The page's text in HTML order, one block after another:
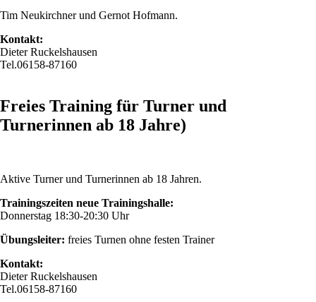
Tim Neukirchner und Gernot Hofmann.
Kontakt:
Dieter Ruckelshausen
Tel.06158-87160
Freies Training für Turner und
Turnerinnen ab 18 Jahre)
Aktive Turner und Turnerinnen ab 18 Jahren.
Trainingszeiten neue Trainingshalle:
Donnerstag 18:30-20:30 Uhr
Übungsleiter: freies Turnen ohne festen Trainer
Kontakt:
Dieter Ruckelshausen
Tel.06158-87160